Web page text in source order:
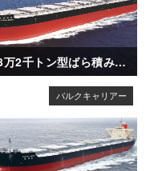
18万2千トン型ばら積み運搬船「AWAJISAN MARU（淡路山丸）」